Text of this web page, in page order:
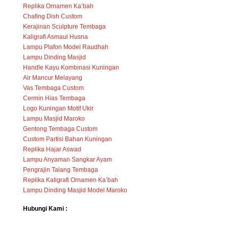
Replika Ornamen Ka’bah
Chafing Dish Custom
Kerajinan Sculpture Tembaga
Kaligrafi Asmaul Husna
Lampu Plafon Model Raudhah
Lampu Dinding Masjid
Handle Kayu Kombinasi Kuningan
Air Mancur Melayang
Vas Tembaga Custom
Cermin Hias Tembaga
Logo Kuningan Motif Ukir
Lampu Masjid Maroko
Gentong Tembaga Custom
Custom Partisi Bahan Kuningan
Replika Hajar Aswad
Lampu Anyaman Sangkar Ayam
Pengrajin Talang Tembaga
Replika Kaligrafi Ornamen Ka’bah
Lampu Dinding Masjid Model Maroko
Hubungi Kami :